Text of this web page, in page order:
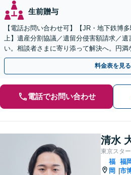
生前贈与
【電話お問い合わせ可】【JR・地下鉄博
上】遺産分割協議／遺留分侵害額請求／
い。相談者さまに寄り添って解決へ。円
も、経験豊富な弁護士にお任せください
料金表を見る
電話でお問い合わせ
清水
東京スタ
福
岡 |
福
市